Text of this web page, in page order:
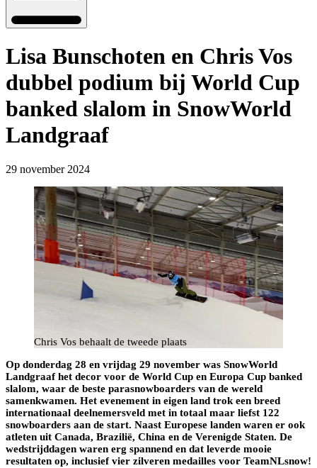
Lisa Bunschoten en Chris Vos
dubbel podium bij World Cup
banked slalom in SnowWorld
Landgraaf
29 november 2024
Chris Vos behaalt de tweede plaats
Op donderdag 28 en vrijdag 29 november was SnowWorld
Landgraaf het decor voor de World Cup en Europa Cup banked
slalom, waar de beste parasnowboarders van de wereld
samenkwamen. Het evenement in eigen land trok een breed
internationaal deelnemersveld met in totaal maar liefst 122
snowboarders aan de start. Naast Europese landen waren er ook
atleten uit Canada, Brazilië, China en de Verenigde Staten. De
wedstrijddagen waren erg spannend en dat leverde mooie
resultaten op, inclusief vier zilveren medailles voor TeamNLsnow!